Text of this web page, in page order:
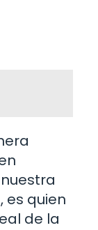
es quien
de la